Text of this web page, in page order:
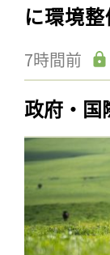
に環境
7時間前
政府・国